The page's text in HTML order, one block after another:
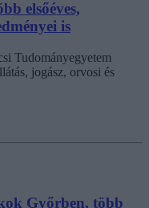
elsőéves,
is
Tudományegyetem
jogász, orvosi és
Győrben, több